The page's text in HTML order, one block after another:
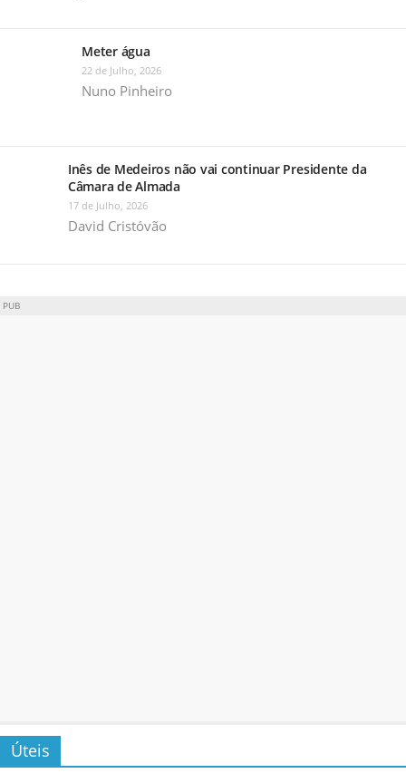
Meter água
22 de Julho, 2026
Nuno Pinheiro
Inês de Medeiros não vai continuar Presidente da
Câmara de Almada
17 de Julho, 2026
David Cristóvão
PUB
Úteis